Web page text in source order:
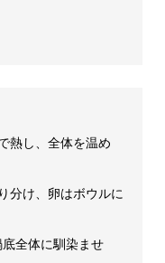
熱し、全体を温め
分け、卵はボウルに
全体に馴染ませ